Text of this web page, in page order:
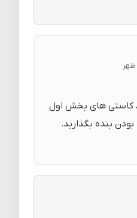
کاستی های بخش اول
بنده بگذارید.